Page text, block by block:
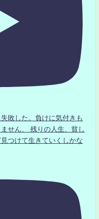
敗した。負けに気付きも
せん、 残りの人生、貧し
つけて生きていくしかな